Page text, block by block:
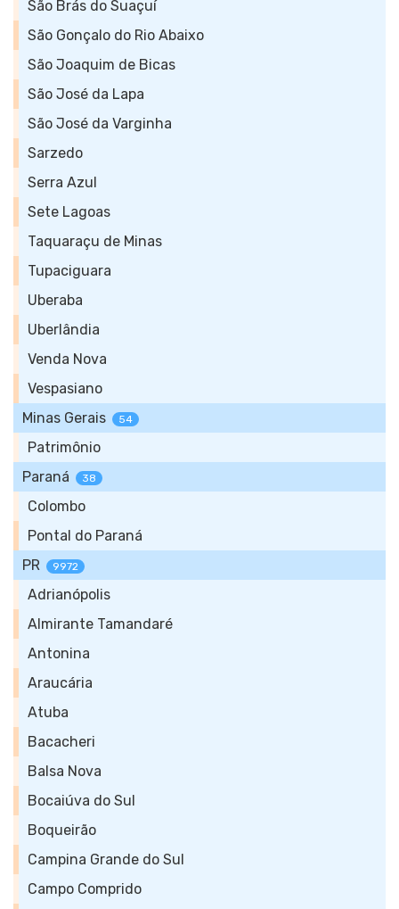
São Brás do Suaçuí
São Gonçalo do Rio Abaixo
São Joaquim de Bicas
São José da Lapa
São José da Varginha
Sarzedo
Serra Azul
Sete Lagoas
Taquaraçu de Minas
Tupaciguara
Uberaba
Uberlândia
Venda Nova
Vespasiano
Minas Gerais
54
Patrimônio
Paraná
38
Colombo
Pontal do Paraná
PR
9972
Adrianópolis
Almirante Tamandaré
Antonina
Araucária
Atuba
Bacacheri
Balsa Nova
Bocaiúva do Sul
Boqueirão
Campina Grande do Sul
Campo Comprido